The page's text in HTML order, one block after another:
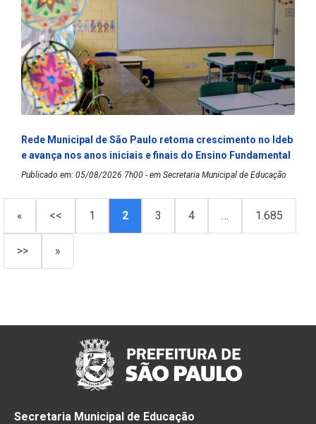
Rede Municipal de São Paulo retoma crescimento no Ideb
e avança nos anos iniciais e finais do Ensino Fundamental
Publicado em: 05/08/2026 7h00 - em Secretaria Municipal de Educação
« << 1 2 3 4 … 1.685
>> »
Secretaria Municipal de Educação